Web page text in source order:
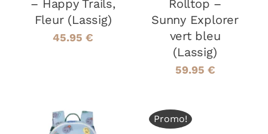
– Happy Trails,
Fleur (Lassig)
45.95 €
Rolltop –
Sunny Explorer
vert bleu
(Lassig)
59.95 €
Promo!